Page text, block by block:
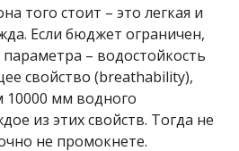
того стоит – это легкая и
Если бюджет ограничен,
– водостойкость
свойство (breathability),
мм водного
из этих свойств. Тогда не
не промокнете.